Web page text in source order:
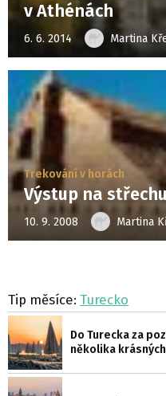
v Athénách
6. 6. 2014 Martina
Trekování v horách
Výstup na
10. 9. 2008 Martina
Tip měsíce: Turecko
Do Turecka za
několika